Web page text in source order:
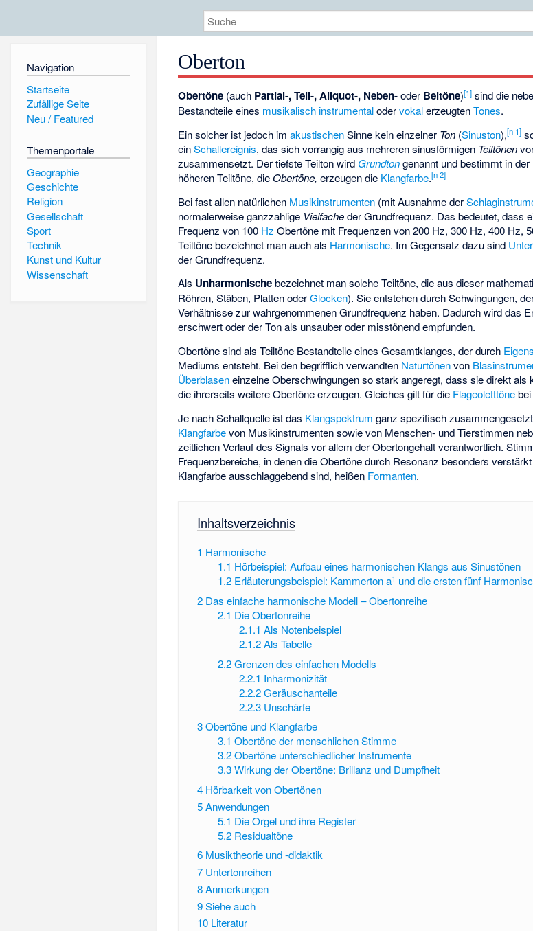
Navigation
Startseite
Zufällige Seite
Neu / Featured
Themenportale
Geographie
Geschichte
Religion
Gesellschaft
Sport
Technik
Kunst und Kultur
Wissenschaft
Oberton
Obertöne (auch Partial-, Teil-, Aliquot-, Neben-oder Beitöne)[1] sind die
Bestandteile eines musikalisch instrumentalodervokalerzeugtenTones.
Ein solcher ist jedoch imakustischenSinne kein einzelner Ton (Sinuston),[n 1]
einSchallereignis, das sich vorrangig aus mehreren sinusförmigen Teiltönen
zusammensetzt. Der tiefste Teilton wird Grundtongenannt und bestimmt in
höheren Teiltöne, dieObertöne, erzeugen die Klangfarbe.[n 2]
Bei fast allen natürlichen Musikinstrumenten (mit Ausnahme der
normalerweise ganzzahlige Vielfacheder Grundfrequenz. Das bedeutet, dass
Frequenz von 100 Hz Obertöne mit Frequenzen von 200 Hz, 300 Hz, 400 Hz,
Teiltöne bezeichnet man auch als Harmonische. Im Gegensatz dazu sind
der Grundfrequenz.
Als Unharmonischebezeichnet man solche Teiltöne, die aus dieser
Röhren, Stäben, Platten oderGlocken). Sie entstehen durch Schwingungen,
Verhältnisse zur wahrgenommenen Grundfrequenz haben. Dadurch wird das
erschwert oder der Ton als unsauber oder misstönend empfunden.
Obertöne sind als Teiltöne Bestandteile eines Gesamtklanges, der durch
Mediums entsteht. Bei den begrifflich verwandten Naturtönenvon
Überblaseneinzelne Oberschwingungen so stark angeregt, dass sie direkt als
die ihrerseits weitere Obertöne erzeugen. Gleiches gilt für die Flageoletttöne
Je nach Schallquelle ist das Klangspektrum ganz spezifisch
Klangfarbevon Musikinstrumenten sowie von Menschen- und Tierstimmen
zeitlichen Verlauf des Signals vor allem der Obertongehalt verantwortlich.
Frequenzbereiche, in denen die Obertöne durch Resonanz besonders
Klangfarbe ausschlaggebend sind, heißen Formanten.
Inhaltsverzeichnis
1 Harmonische
1.1 Hörbeispiel: Aufbau eines harmonischen Klangs aus Sinustönen
1.2 Erläuterungsbeispiel: Kammerton a1 und die ersten fünf
2 Das einfache harmonische Modell – Obertonreihe
2.1 Die Obertonreihe
2.1.1 Als Notenbeispiel
2.1.2 Als Tabelle
2.2 Grenzen des einfachen Modells
2.2.1 Inharmonizität
2.2.2 Geräuschanteile
2.2.3 Unschärfe
3Obertöne und Klangfarbe
3.1 Obertöne der menschlichen Stimme
3.2 Obertöne unterschiedlicher Instrumente
3.3 Wirkung der Obertöne: Brillanz und Dumpfheit
4 Hörbarkeit von Obertönen
5Anwendungen
5.1 Die Orgel und ihre Register
5.2 Residualtöne
6 Musiktheorie und -didaktik
7 Untertonreihen
8Anmerkungen
9Siehe auch
10 Literatur